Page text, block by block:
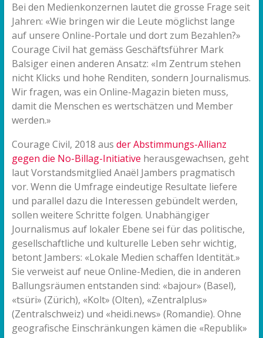
Bei den Medienkonzernen lautet die grosse Frage seit
Jahren: «Wie bringen wir die Leute möglichst lange
auf unsere Online-Portale und dort zum Bezahlen?»
Courage Civil hat gemäss Geschäftsführer Mark
Balsiger einen anderen Ansatz: «Im Zentrum stehen
nicht Klicks und hohe Renditen, sondern Journalismus.
Wir fragen, was ein Online-Magazin bieten muss,
damit die Menschen es wertschätzen und Member
werden.»
Courage Civil, 2018 aus der Abstimmungs-Allianz
gegen die No-Billag-Initiative herausgewachsen, geht
laut Vorstandsmitglied Anaël Jambers pragmatisch
vor. Wenn die Umfrage eindeutige Resultate liefere
und parallel dazu die Interessen gebündelt werden,
sollen weitere Schritte folgen. Unabhängiger
Journalismus auf lokaler Ebene sei für das politische,
gesellschaftliche und kulturelle Leben sehr wichtig,
betont Jambers: «Lokale Medien schaffen Identität.»
Sie verweist auf neue Online-Medien, die in anderen
Ballungsräumen entstanden sind: «bajour» (Basel),
«tsüri» (Zürich), «Kolt» (Olten), «Zentralplus»
(Zentralschweiz) und «heidi.news» (Romandie). Ohne
geografische Einschränkungen kämen die «Republik»